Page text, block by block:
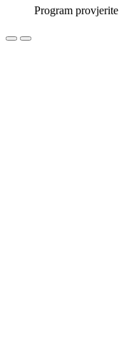
Program provjerite